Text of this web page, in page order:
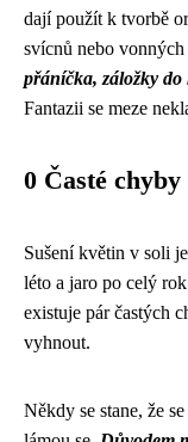
dají použít k tvorbě
svícnů nebo
přáníčka, záložky
Fantazii se meze
0 Časté
Sušení květin v soli
léto a jaro po celý
existuje pár častých
vyhnout.
Někdy se stane, že